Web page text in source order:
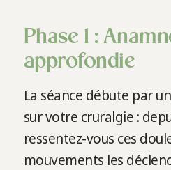
Phase 1 :
approfondie
La séance débute par
sur votre cruralgie :
ressentez-vous ces
mouvements les